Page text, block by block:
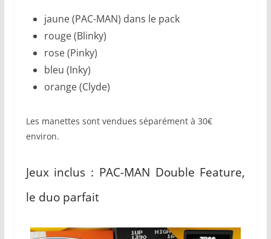
jaune (PAC-MAN) dans le pack
rouge (Blinky)
rose (Pinky)
bleu (Inky)
orange (Clyde)
Les manettes sont vendues séparément à 30€
environ.
Jeux inclus : PAC-MAN Double Feature,
le duo parfait